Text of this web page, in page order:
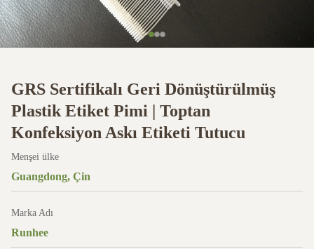
GRS Sertifikalı Geri Dönüştürülmüş
Plastik Etiket Pimi | Toptan
Konfeksiyon Askı Etiketi Tutucu
Menşei ülke
Guangdong, Çin
Marka Adı
Runhee